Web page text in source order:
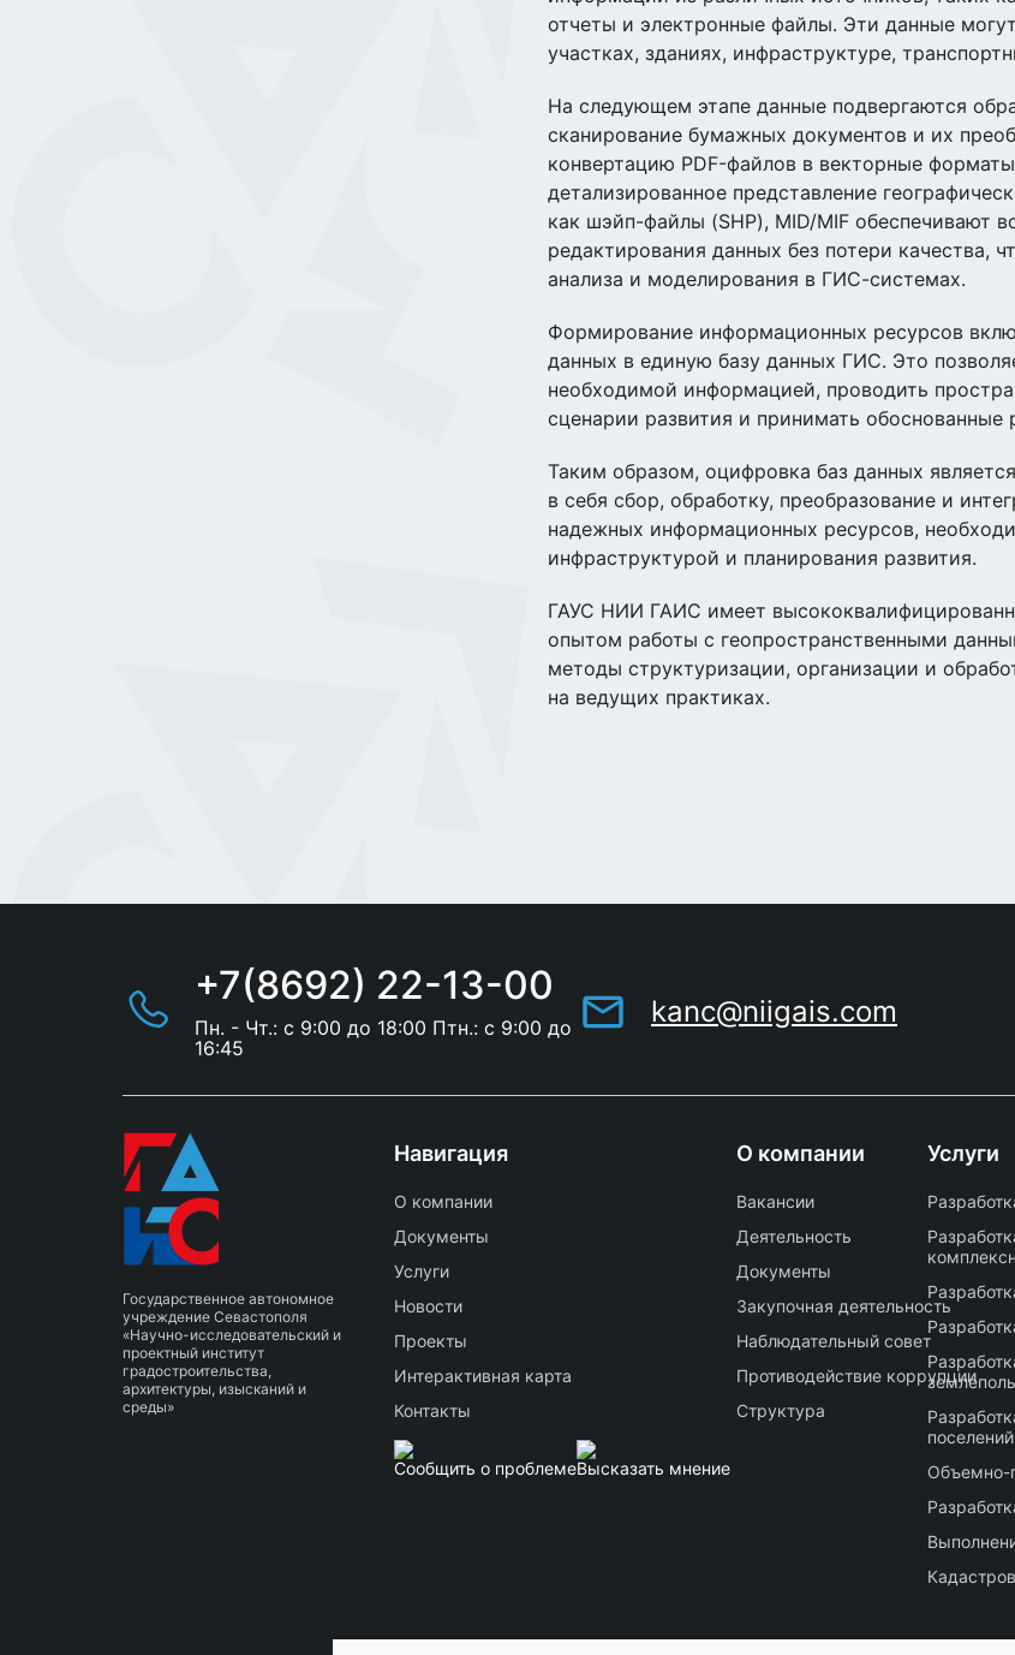
отчеты и электронные файлы. Эти данные
участках, зданиях, инфраструктуре,
На следующем этапе данные подвергаются
сканирование бумажных документов и их
конвертацию PDF-файлов в векторные
детализированное представление
как шэйп-файлы (SHP), MID/MIF обеспечивают
редактирования данных без потери качества,
анализа и моделирования в ГИС-системах.
Формирование информационных ресурсов
данных в единую базу данных ГИС. Это
необходимой информацией, проводить
сценарии развития и принимать обоснованные
Таким образом, оцифровка баз данных
в себя сбор, обработку, преобразование и
надежных информационных ресурсов,
инфраструктурой и планирования развития.
ГАУС НИИ ГАИС имеет
опытом работы с геопространственными
методы структуризации, организации и
на ведущих практиках.
+7(8692) 22-13-00
Пн. - Чт.: с 9:00 до 18:00 Птн.: с 9:00 до
16:45
kanc@niigais.com
Государственное автономное
учреждение Севастополя
«Научно-исследовательский и
проектный институт
градостроительства,
архитектуры, изысканий и
среды»
Навигация
О компании
Документы
Услуги
Новости
Проекты
Интерактивная карта
Контакты
Сообщить о проблемеВысказать мнение
О компании
Вакансии
Деятельность
Документы
Закупочная деятельность
Наблюдательный совет
Противодействие коррупции
Структура
Услуги
Объемно-